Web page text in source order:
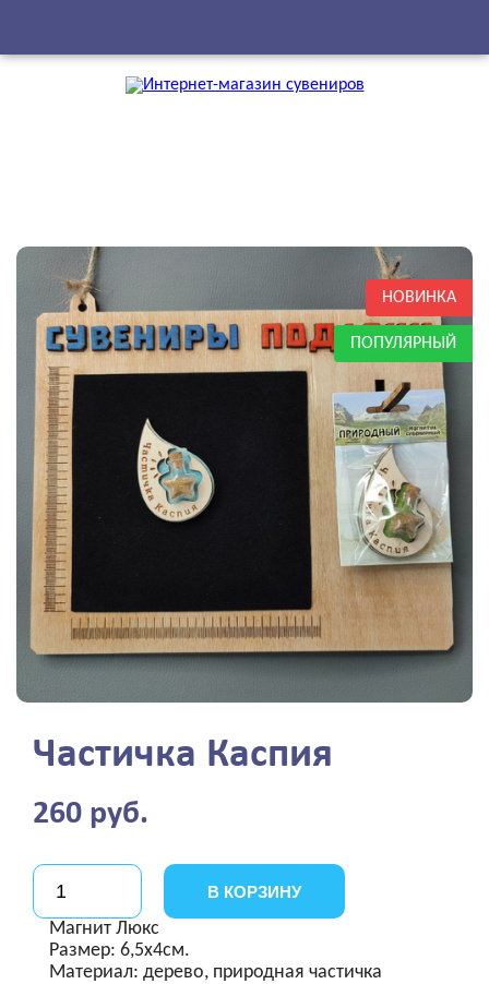
НОВИНКА
ПОПУЛЯРНЫЙ
Частичка Каспия
260 руб.
В КОРЗИНУ
Магнит Люкс
Размер: 6,5х4см.
Материал: дерево, природная частичка